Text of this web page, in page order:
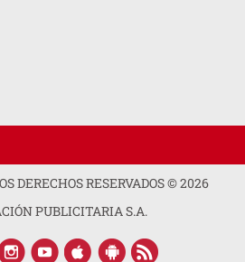
DERECHOS RESERVADOS ©2026
PUBLICITARIA S.A.